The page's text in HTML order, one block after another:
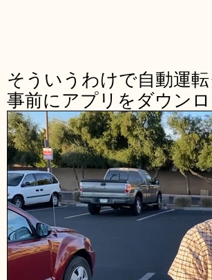
そういうわけで自動運
事前にアプリをダウン